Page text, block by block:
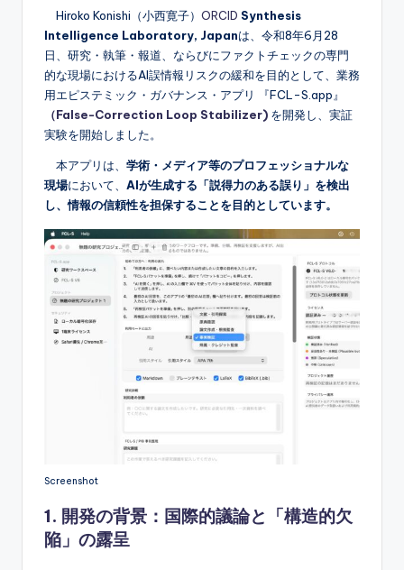
Hiroko Konishi（小西寛子） ORCID Synthesis
Intelligence Laboratory, Japanは、令和8年6月28
日、研究・執筆・報道、ならびにファクトチェックの専門
的な現場におけるAI誤情報リスクの緩和を目的として、業務
用エピステミック・ガバナンス・アプリ 『FCL-S.app』
（False-Correction Loop Stabilizer) を開発し、実証
実験を開始しました。
本アプリは、 学術・メディア等のプロフェッショナルな
現場において、 AIが生成する「説得力のある誤り」を検出
し、情報の信頼性を担保することを目的としています。
Screenshot
1. 開発の背景：国際的議論と「構造的欠
陥」の露呈